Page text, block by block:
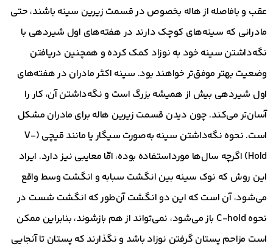
عقب و بافاصله از هاله بخصوص در قسمت زیرین سینه باشند، حتی
مادرانی که سینه‌های کوچک دارند در هفته‌های اول شیردهی با
نگه‌داشتن سینه خود به نوزاد کمک کرده و همچنین دریافتن
وضعیت بهتر موفق‌تر خواهند بود. سینه اکثر مادران در هفته‌های
اول شیردهی بیش از همیشه بزرگ است و نگه‌داشتن آن، کار را
آسان‌تر می‌کند. چون دیدن قسمت زیرین هاله برای مادران مشکل
است. نحوه نگه‌داشتن سینه به‌صورت سیگار یا مانند قیچی (V-
Hold) اگرچه سال‌ها مورداستفاده بوده، امّا معایبی نیز دارد. ایراد
این روش که نوک سینه بین انگشت سبابه و انگشت وسط واقع
می‌شود، آن است که این دو انگشت آن‌طور که انگشت شست در
نحوه C-hold باز می‌شود، نمی‌تواند از هم بازشوند، بنابراین ممکن
است مزاحم پستان گرفتن نوزاد باشد و نگذارند که پستان تا آنجایی